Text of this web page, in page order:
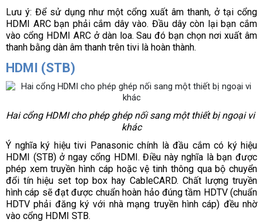
Lưu ý: Để sử dụng như một cổng xuất âm thanh, ở tại cổng
HDMI ARC bạn phải cắm dây vào. Đầu dây còn lại bạn cắm
vào cổng HDMI ARC ở dàn loa. Sau đó bạn chọn nơi xuất âm
thanh bằng dàn âm thanh trên tivi là hoàn thành.
HDMI (STB)
Hai cổng HDMI cho phép ghép nối sang một thiết bị ngoại vi
khác
Ý nghĩa ký hiệu tivi Panasonic chính là đầu cắm có ký hiệu
HDMI (STB) ở ngay cổng HDMI. Điều này nghĩa là bạn được
phép xem truyền hình cáp hoặc vệ tinh thông qua bộ chuyển
đổi tín hiệu set top box hay CableCARD. Chất lượng truyền
hình cáp sẽ đạt được chuẩn hoàn hảo đúng tầm HDTV (chuẩn
HDTV phải đăng ký với nhà mạng truyền hình cáp) đều nhờ
vào cổng HDMI STB.